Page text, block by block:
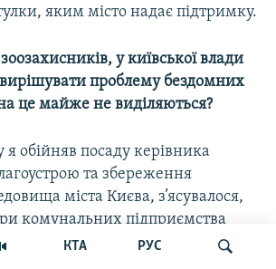
КТА РУС
яким місто надає підтримку.
у київської влади
проблему бездомних
це майже не виділяються?
обійняв посаду керівника
та збереження
міста Києва, з’ясувалося,
комунальних підприємства
цю проблему – «Притулок для